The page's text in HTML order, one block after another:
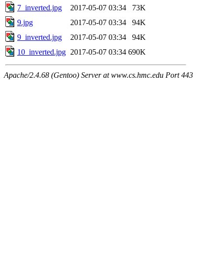
7_inverted.jpg
2017-05-07 03:34
73K
9.jpg
2017-05-07 03:34
94K
9_inverted.jpg
2017-05-07 03:34
94K
10_inverted.jpg 2017-05-07 03:34 690K
Apache/2.4.68 (Gentoo) Server at www.cs.hmc.edu Port 443